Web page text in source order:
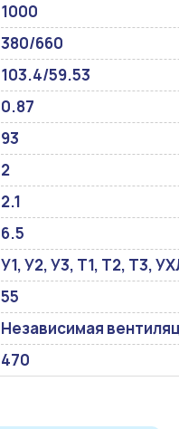
1000
380/660
103.4/59.53
0.87
93
2
2.1
6.5
У1, У2, У3, Т1, Т2, Т3,
55
Независимая
470